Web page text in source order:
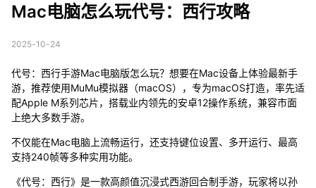
Mac电脑怎么玩代号：西行攻略
2025-10-24
代号：西行手游Mac电脑版怎么玩？想要在Mac设备上体验最新手
游，推荐使用MuMu模拟器（macOS），专为macOS打造，率先适
配Apple M系列芯片，搭载业内领先的安卓12操作系统，兼容市面
上绝大多数手游。
不仅能在Mac电脑上流畅运行，还支持键位设置、多开运行、最高
支持240帧等多种实用功能。
《代号：西行》是一款高颜值沉浸式西游回合制手游，玩家将以孙